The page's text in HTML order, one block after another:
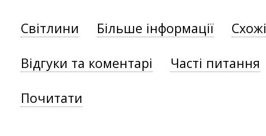
Світлини Більше інформації
Відгуки та коментарі Часті питання
Почитати